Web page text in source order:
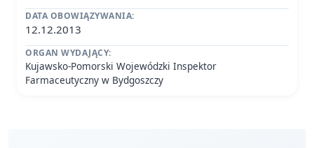
DATA OBOWIĄZYWANIA:
12.12.2013
ORGAN WYDAJĄCY:
Kujawsko-Pomorski Wojewódzki Inspektor
Farmaceutyczny w Bydgoszczy